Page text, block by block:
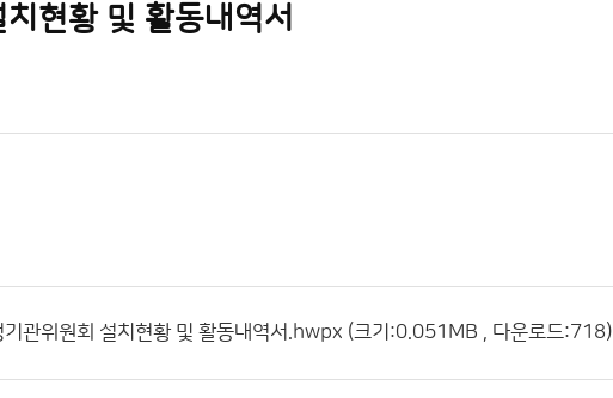
현황 및 활동내역서
관위원회 설치현황 및 활동내역서.hwpx (크기:0.051MB , 다운로드:718)